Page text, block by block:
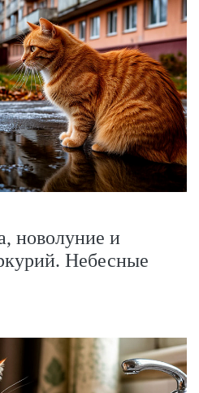
новолуние и
Небесные